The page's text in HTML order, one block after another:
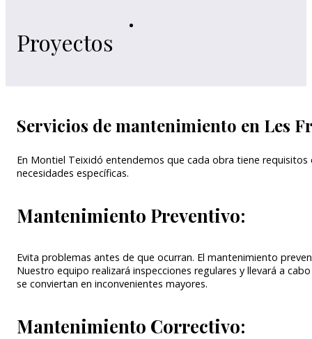
Proyectos
Servicios de mantenimiento en Les
En Montiel Teixidó entendemos que cada obra tiene
necesidades específicas.
Mantenimiento Preventivo:
Evita problemas antes de que ocurran. El mantenimiento
Nuestro equipo realizará inspecciones regulares y llevará a
se conviertan en inconvenientes mayores.
Mantenimiento Correctivo: